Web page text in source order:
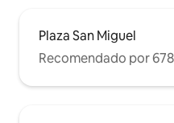
Plaza San Miguel
Recomendado por